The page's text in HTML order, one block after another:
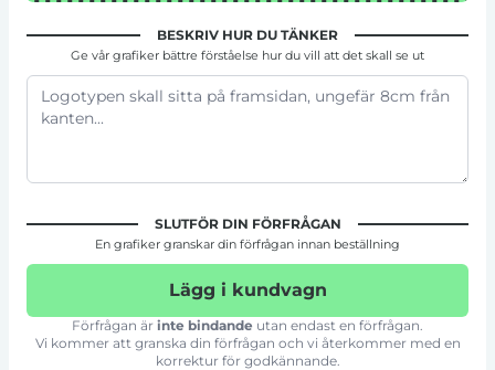
BESKRIV HUR DU TÄNKER
Ge vår grafiker bättre förståelse hur du vill att det skall se ut
SLUTFÖR DIN FÖRFRÅGAN
En grafiker granskar din förfrågan innan beställning
Lägg i kundvagn
Förfrågan är inte bindande utan endast en förfrågan.
Vi kommer att granska din förfrågan och vi återkommer med en
korrektur för godkännande.